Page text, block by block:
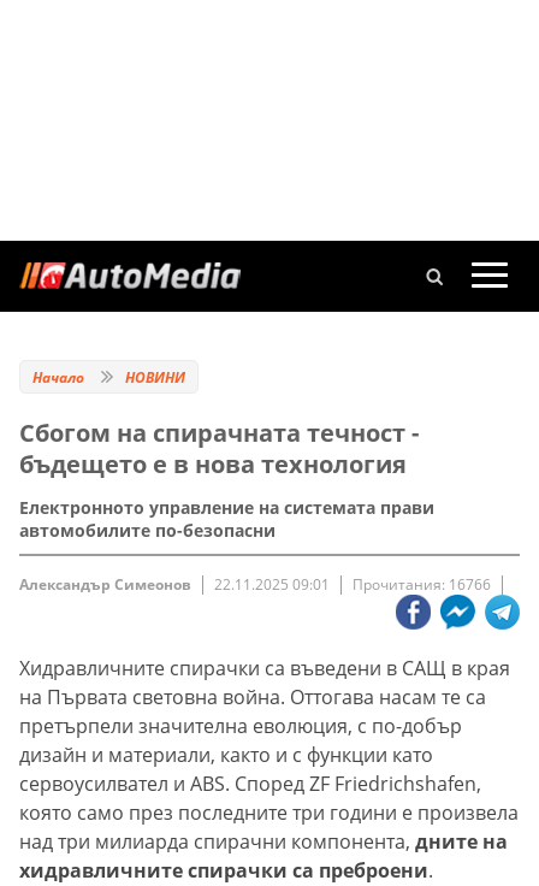
Начало НОВИНИ
Сбогом на спирачната течност -
бъдещето е в нова технология
Електронното управление на системата прави
автомобилите по-безопасни
Александър Симеонов 22.11.2025 09:01 Прочитания: 16766
Хидравличните спирачки са въведени в САЩ в края
на Първата световна война. Оттогава насам те са
претърпели значителна еволюция, с по-добър
дизайн и материали, както и с функции като
сервоусилвател и ABS. Според ZF Friedrichshafen,
която само през последните три години е произвела
над три милиарда спирачни компонента, дните на
хидравличните спирачки са преброени.